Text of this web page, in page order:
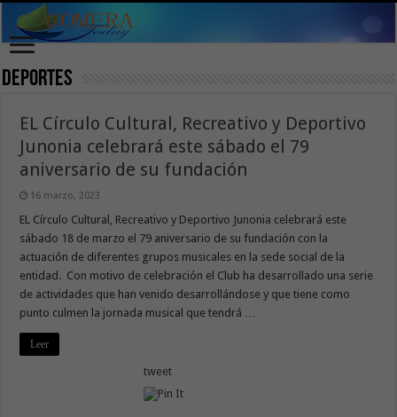
Deportes
EL Círculo Cultural, Recreativo y Deportivo
Junonia celebrará este sábado el 79
aniversario de su fundación
16 marzo, 2023
EL Círculo Cultural, Recreativo y Deportivo Junonia celebrará este
sábado 18 de marzo el 79 aniversario de su fundación con la
actuación de diferentes grupos musicales en la sede social de la
entidad. Con motivo de celebración el Club ha desarrollado una serie
de actividades que han venido desarrollándose y que tiene como
punto culmen la jornada musical que tendrá …
Leer
tweet